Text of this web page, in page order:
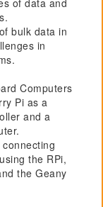
bulk data in
in
Computers
Pi as a
and a
the RPi,
the Geany